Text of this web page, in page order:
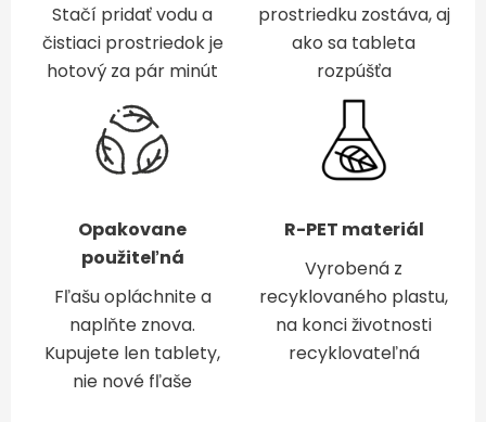
Stačí pridať vodu a
čistiaci prostriedok je
hotový za pár minút
prostriedku zostáva, aj
ako sa tableta
rozpúšťa
Opakovane
použiteľná
Fľašu opláchnite a
naplňte znova.
Kupujete len tablety,
nie nové fľaše
R-PET materiál
Vyrobená z
recyklovaného plastu,
na konci životnosti
recyklovateľná